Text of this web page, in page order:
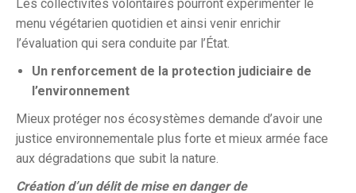
Les collectivités volontaires pourront expérimenter le
menu végétarien quotidien et ainsi venir enrichir
l’évaluation qui sera conduite par l’État.
Un renforcement de la protection judiciaire de
l’environnement
Mieux protéger nos écosystèmes demande d’avoir une
justice environnementale plus forte et mieux armée face
aux dégradations que subit la nature.
Création d’un délit de mise en danger de